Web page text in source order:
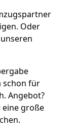
Oder
schon für
Angebot?
eine große